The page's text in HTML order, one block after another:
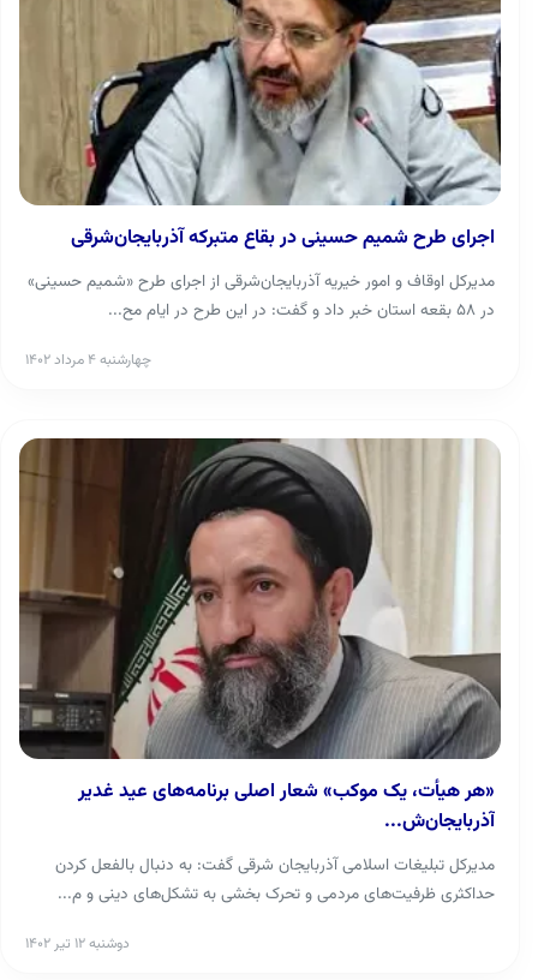
اجرای طرح شمیم حسینی در بقاع متبرکه آذربایجان‌شرقی
مدیرکل اوقاف و امور خیریه آذربایجان‌شرقی از اجرای طرح «شمیم حسینی»
در ۵۸ بقعه استان خبر داد و گفت: در این طرح در ایام مح...
چهارشنبه ۴ مرداد ۱۴۰۲
«هر هیأت، یک موکب» شعار اصلی برنامه‌های عید غدیر
آذربایجان‌ش...
مدیرکل تبلیغات اسلامی آذربایجان شرقی گفت: به دنبال بالفعل کردن
حداکثری ظرفیت‌های مردمی و تحرک بخشی به تشکل‌های دینی و م...
دوشنبه ۱۲ تیر ۱۴۰۲